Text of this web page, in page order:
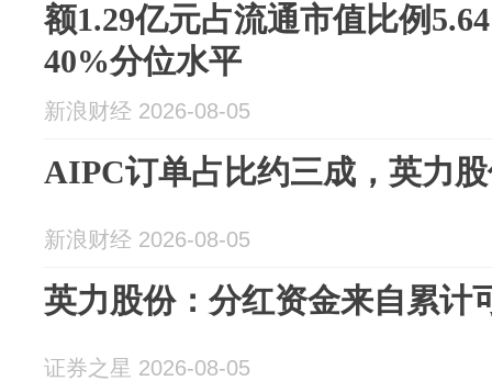
额1.29亿元占流通市值比例
40%分位水平
新浪财经 2026-08-05
AIPC订单占比约三成，英力
新浪财经 2026-08-05
英力股份：分红资金来自累计
证券之星 2026-08-05